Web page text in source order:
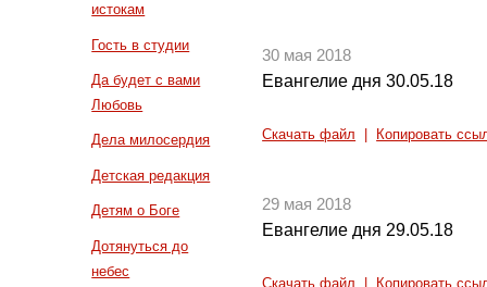
истокам
Гость в студии
Да будет с вами
Любовь
Дела милосердия
Детская редакция
Детям о Боге
Дотянуться до
небес
30 мая 2018
Евангелие дня 30.05.18
Скачать файл Копировать
29 мая 2018
Евангелие дня 29.05.18
Скачать файл Копировать